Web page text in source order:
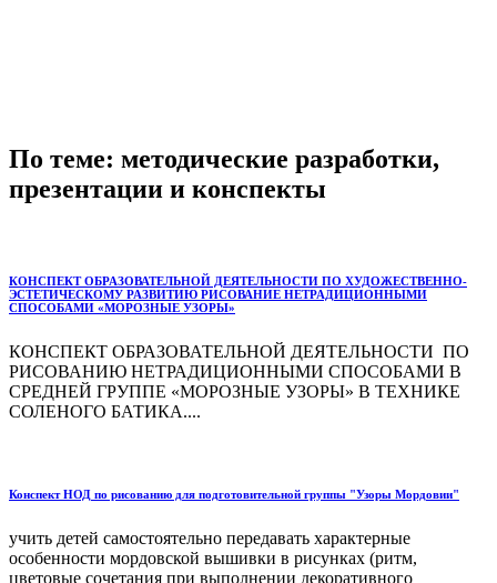
По теме: методические разработки,
презентации и конспекты
КОНСПЕКТ ОБРАЗОВАТЕЛЬНОЙ ДЕЯТЕЛЬНОСТИ ПО ХУДОЖЕСТВЕННО-
ЭСТЕТИЧЕСКОМУ РАЗВИТИЮ РИСОВАНИЕ НЕТРАДИЦИОННЫМИ
СПОСОБАМИ «МОРОЗНЫЕ УЗОРЫ»
КОНСПЕКТ ОБРАЗОВАТЕЛЬНОЙ ДЕЯТЕЛЬНОСТИ ПО
РИСОВАНИЮ НЕТРАДИЦИОННЫМИ СПОСОБАМИ В
СРЕДНЕЙ ГРУППЕ «МОРОЗНЫЕ УЗОРЫ» В ТЕХНИКЕ
СОЛЕНОГО БАТИКА....
Конспект НОД по рисованию для подготовительной группы "Узоры Мордовии"
учить детей самостоятельно передавать характерные
особенности мордовской вышивки в рисунках (ритм,
цветовые сочетания при выполнении декоративного